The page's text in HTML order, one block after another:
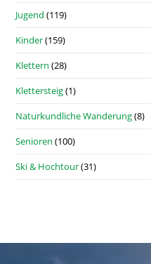
Jugend (119)
Kinder(159)
Klettern (28)
Klettersteig(1)
Naturkundliche Wanderung(8)
Senioren (100)
Ski & Hochtour(31)